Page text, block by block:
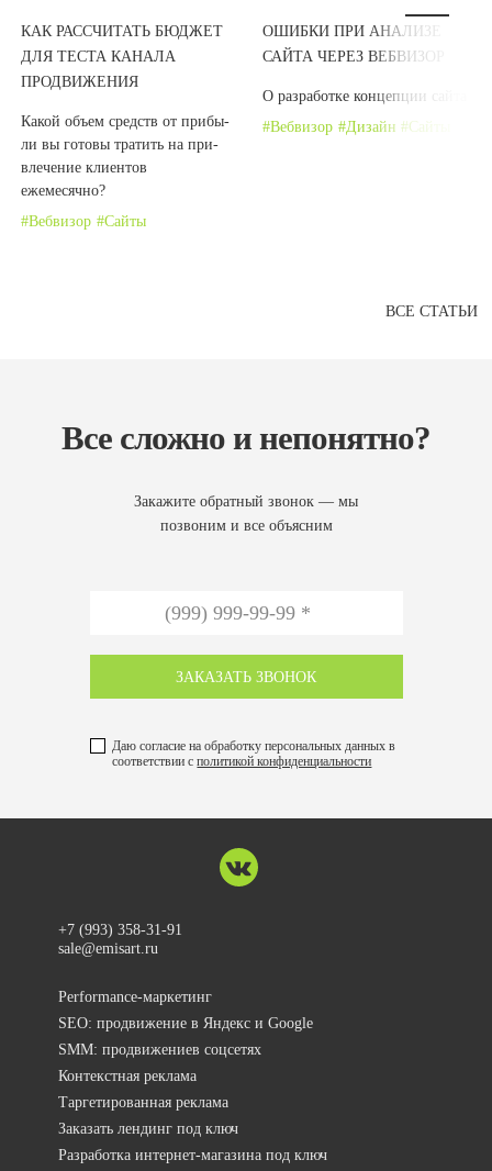
КАК РАССЧИТАТЬ БЮДЖЕТ
ДЛЯ ТЕСТА КАНАЛА
ПРОДВИЖЕНИЯ
Какой объ­ем средств от при­бы­
ли вы гото­вы тра­тить на при­
вле­че­ние кли­ен­тов
ежемесячно?
Вебвизор
Сайты
ОШИБКИ ПРИ АНАЛИЗЕ
САЙТА ЧЕРЕЗ ВЕБВИЗОР
О раз­ра­бот­ке кон­цеп­ции сайта
Вебвизор
Дизайн Сайты
ВСЕ СТАТЬИ
Все сложно и непонятно?
Закажите обратный звонок — мы
позвоним и все объясним
Даю согласие на обработку персональных данных в
соответствии сполитикой конфиденциальности
+7 (993) 358-31-91
sale@emisart.ru
Performance-маркетинг
SEO: продвижение в Яндекс и Google
SMM: продвижениев соцсетях
Контекстная реклама
Таргетированная реклама
Заказать лендинг под ключ
Разработка интернет-магазина под ключ